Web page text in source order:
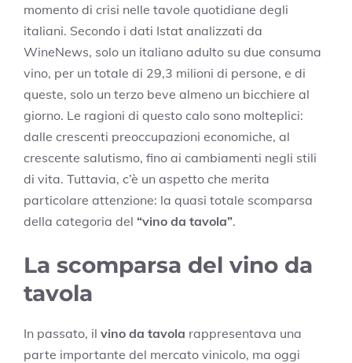
momento di crisi nelle tavole quotidiane degli
italiani. Secondo i dati Istat analizzati da
WineNews, solo un italiano adulto su due consuma
vino, per un totale di 29,3 milioni di persone, e di
queste, solo un terzo beve almeno un bicchiere al
giorno. Le ragioni di questo calo sono molteplici:
dalle crescenti preoccupazioni economiche, al
crescente salutismo, fino ai cambiamenti negli stili
di vita. Tuttavia, c’è un aspetto che merita
particolare attenzione: la quasi totale scomparsa
della categoria del “vino da tavola”.
La scomparsa del vino da
tavola
In passato, il vino da tavola rappresentava una
parte importante del mercato vinicolo, ma oggi